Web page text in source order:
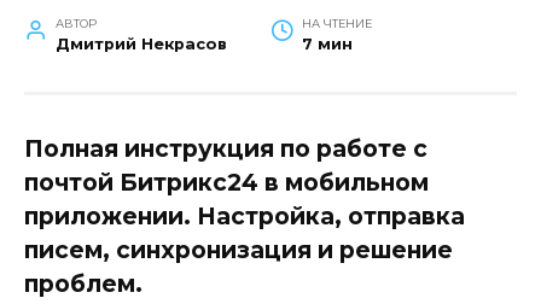
АВТОР
Дмитрий Некрасов
НА ЧТЕНИЕ
7 мин
Полная инструкция по работе с
почтой Битрикс24 в мобильном
приложении. Настройка, отправка
писем, синхронизация и решение
проблем.